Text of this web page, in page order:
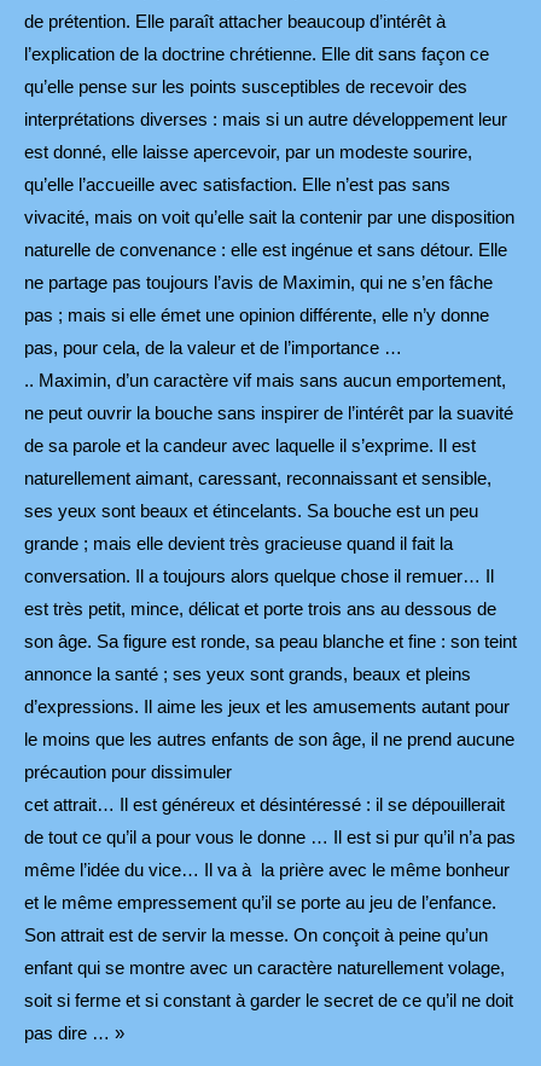
de prétention. Elle paraît attacher beaucoup d’intérêt à
l’explication de la doctrine chrétienne. Elle dit sans façon ce
qu’elle pense sur les points susceptibles de recevoir des
interprétations diverses : mais si un autre développement leur
est donné, elle laisse apercevoir, par un modeste sourire,
qu’elle l’accueille avec satisfaction. Elle n’est pas sans
vivacité, mais on voit qu’elle sait la contenir par une disposition
naturelle de convenance : elle est ingénue et sans détour. Elle
ne partage pas toujours l’avis de Maximin, qui ne s’en fâche
pas ; mais si elle émet une opinion différente, elle n’y donne
pas, pour cela, de la valeur et de l’importance …
.. Maximin, d’un caractère vif mais sans aucun emportement,
ne peut ouvrir la bouche sans inspirer de l’intérêt par la suavité
de sa parole et la candeur avec laquelle il s’exprime. Il est
naturellement aimant, caressant, reconnaissant et sensible,
ses yeux sont beaux et étincelants. Sa bouche est un peu
grande ; mais elle devient très gracieuse quand il fait la
conversation. Il a toujours alors quelque chose il remuer… Il
est très petit, mince, délicat et porte trois ans au dessous de
son âge. Sa figure est ronde, sa peau blanche et fine : son teint
annonce la santé ; ses yeux sont grands, beaux et pleins
d’expressions. Il aime les jeux et les amusements autant pour
le moins que les autres enfants de son âge, il ne prend aucune
précaution pour dissimuler
cet attrait… Il est généreux et désintéressé : il se dépouillerait
de tout ce qu’il a pour vous le donne … Il est si pur qu’il n’a pas
même l’idée du vice… Il va à la prière avec le même bonheur
et le même empressement qu’il se porte au jeu de l’enfance.
Son attrait est de servir la messe. On conçoit à peine qu’un
enfant qui se montre avec un caractère naturellement volage,
soit si ferme et si constant à garder le secret de ce qu’il ne doit
pas dire … »